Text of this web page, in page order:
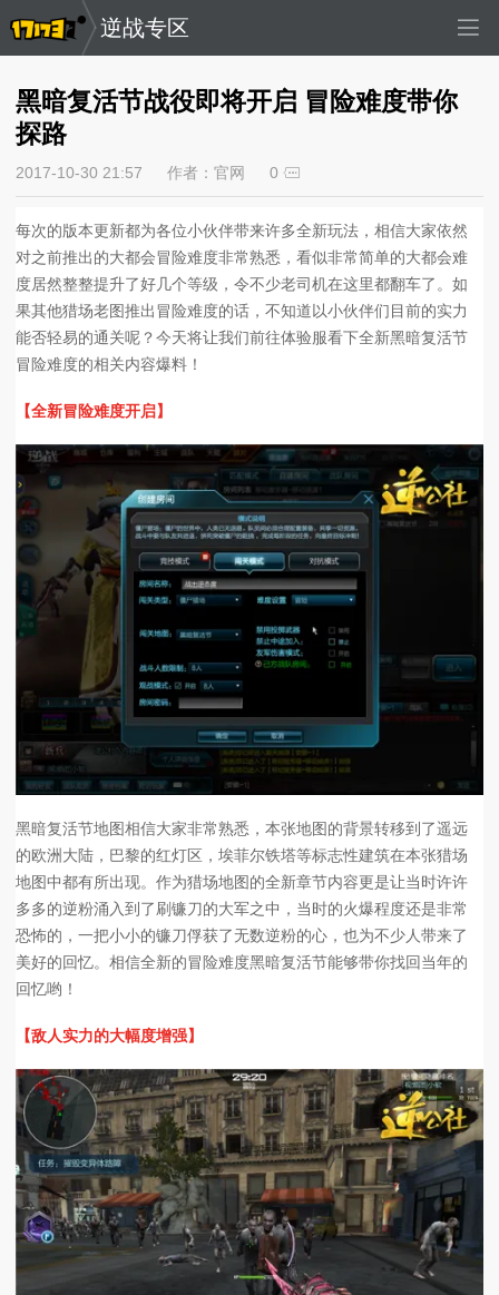
逆战专区
黑暗复活节战役即将开启 冒险难度带你
探路
2017-10-30 21:57 作者：官网 0
每次的版本更新都为各位小伙伴带来许多全新玩法，相信大家依然
对之前推出的大都会冒险难度非常熟悉，看似非常简单的大都会难
度居然整整提升了好几个等级，令不少老司机在这里都翻车了。如
果其他猎场老图推出冒险难度的话，不知道以小伙伴们目前的实力
能否轻易的通关呢？今天将让我们前往体验服看下全新黑暗复活节
冒险难度的相关内容爆料！
【全新冒险难度开启】
黑暗复活节地图相信大家非常熟悉，本张地图的背景转移到了遥远
的欧洲大陆，巴黎的红灯区，埃菲尔铁塔等标志性建筑在本张猎场
地图中都有所出现。作为猎场地图的全新章节内容更是让当时许许
多多的逆粉涌入到了刷镰刀的大军之中，当时的火爆程度还是非常
恐怖的，一把小小的镰刀俘获了无数逆粉的心，也为不少人带来了
美好的回忆。相信全新的冒险难度黑暗复活节能够带你找回当年的
回忆哟！
【敌人实力的大幅度增强】